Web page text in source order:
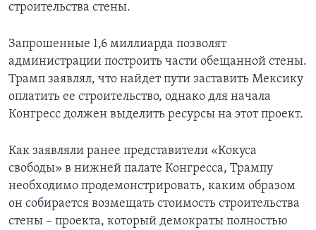
строительства стены.
Запрошенные 1,6 миллиарда позволят
администрации построить части обещанной стены.
Трамп заявлял, что найдет пути заставить Мексику
оплатить ее строительство, однако для начала
Конгресс должен выделить ресурсы на этот проект.
Как заявляли ранее представители «Кокуса
свободы» в нижней палате Конгресса, Трампу
необходимо продемонстрировать, каким образом
он собирается возмещать стоимость строительства
стены – проекта, который демократы полностью